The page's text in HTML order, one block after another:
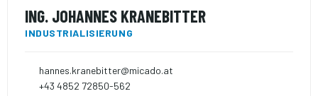
ING. JOHANNES KRANEBITTER
INDUSTRIALISIERUNG
hannes.kranebitter@micado.at
+43 4852 72850-562